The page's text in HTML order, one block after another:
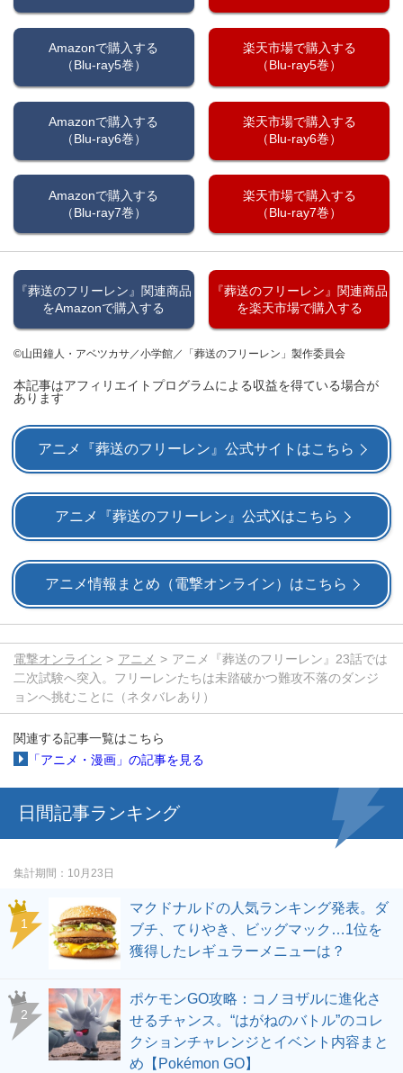
Amazonで購入する
（Blu-ray5巻）
楽天市場で購入する
（Blu-ray5巻）
Amazonで購入する
（Blu-ray6巻）
楽天市場で購入する
（Blu-ray6巻）
Amazonで購入する
（Blu-ray7巻）
楽天市場で購入する
（Blu-ray7巻）
『葬送のフリーレン』関連商品
をAmazonで購入する
『葬送のフリーレン』関連商品
を楽天市場で購入する
©山田鐘人・アベツカサ／小学館／「葬送のフリーレン」製作委員会
本記事はアフィリエイトプログラムによる収益を得ている場合が
あります
アニメ『葬送のフリーレン』公式サイトはこちら
アニメ『葬送のフリーレン』公式Xはこちら
アニメ情報まとめ（電撃オンライン）はこちら
電撃オンライン アニメ
アニメ『葬送のフリーレン』23話では
二次試験へ突入。フリーレンたちは未踏破かつ難攻不落のダンジ
ョンへ挑むことに（ネタバレあり）
関連する記事一覧はこちら
「アニメ・漫画」の記事を見る
日間記事ランキング
集計期間 10月23日
マクドナルドの人気ランキング発表。ダ
ブチ、てりやき、ビッグマック…1位を
獲得したレギュラーメニューは？
ポケモンGO攻略：コノヨザルに進化さ
せるチャンス。“はがねのバトル”のコレ
クションチャレンジとイベント内容まと
め【Pokémon GO】